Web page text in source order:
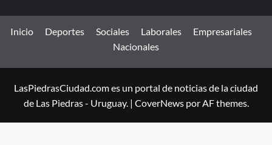
Inicio Deportes Sociales Laborales
Empresariales
Nacionales
LasPiedrasCiudad.com es un portal de noticias de la ciudad
de Las Piedras - Uruguay. | CoverNewspor AF themes.